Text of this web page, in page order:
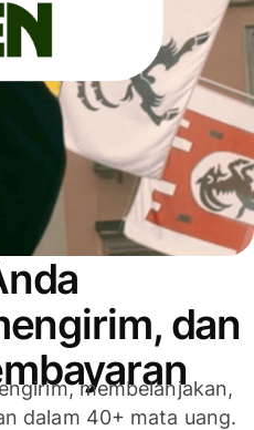
dan
membelanjakan,
dalam 40+ mata uang.